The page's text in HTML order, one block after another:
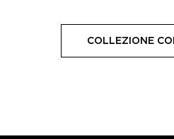
COLLEZIONE